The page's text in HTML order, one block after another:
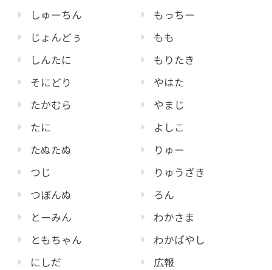
しゅーちん
じょんどぅ
しんたに
そにどり
たかむら
たに
たぬたぬ
つじ
つぼんぬ
とーみん
ともちゃん
にしだ
もっちー
もも
もりたき
やはた
やまじ
よしこ
りゅー
りゅうざき
ろん
わかさま
わかばやし
広報